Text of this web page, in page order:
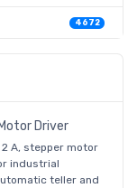
4672
Driver
2 A, stepper motor
industrial
teller and